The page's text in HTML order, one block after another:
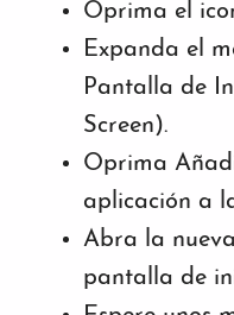
Oprima el
Expanda el
Pantalla de
Screen).
Oprima
aplicación a
Abra la
pantalla de